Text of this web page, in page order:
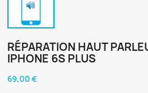
RÉPARATION HAUT
IPHONE 6S PLUS
69,00 €